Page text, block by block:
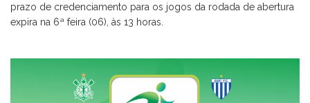
prazo de credenciamento para os jogos da rodada de abertura
expira na 6ª feira (06), às 13 horas.